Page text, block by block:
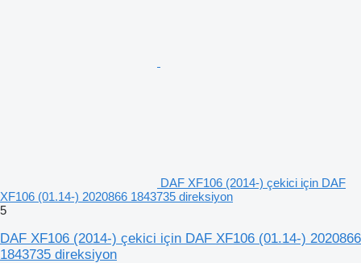
DAF XF106 (2014-) çekici için DAF
XF106 (01.14-) 2020866 1843735 direksiyon
5
DAF XF106 (2014-) çekici için DAF XF106 (01.14-) 2020866
1843735 direksiyon